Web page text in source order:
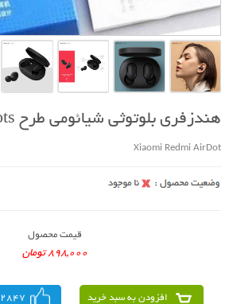
هندزفری بلوتوثی شیائومی طرح Airdots
Xiaomi Redmi AirDot
قیمت محصول
898,000 تومان
افزودن به سبد خرید 2847 نفر